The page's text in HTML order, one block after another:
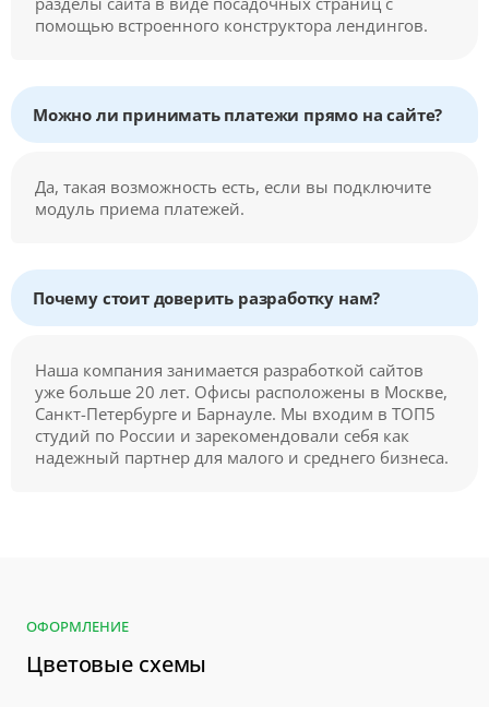
помощью встроенного конструктора лендингов.
Можно ли принимать платежи прямо на сайте?
Да, такая возможность есть, если вы подключите
модуль приема платежей.
Почему стоит доверить разработку нам?
Наша компания занимается разработкой сайтов
уже больше 20 лет. Офисы расположены в Москве,
Санкт-Петербурге и Барнауле. Мы входим в ТОП5
студий по России и зарекомендовали себя как
надежный партнер для малого и среднего бизнеса.
ОФОРМЛЕНИЕ
Цветовые схемы